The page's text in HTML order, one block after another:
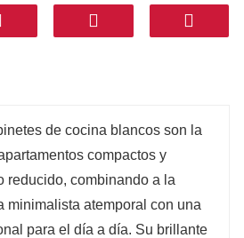
minimalista y versátil.
de cocina blancos son la
compactos y
reducido, combinando a la
minimalista atemporal con una
para el día a día. Su brillante